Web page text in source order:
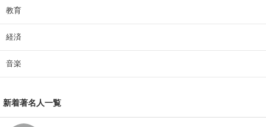
教育
経済
音楽
新着著名人一覧